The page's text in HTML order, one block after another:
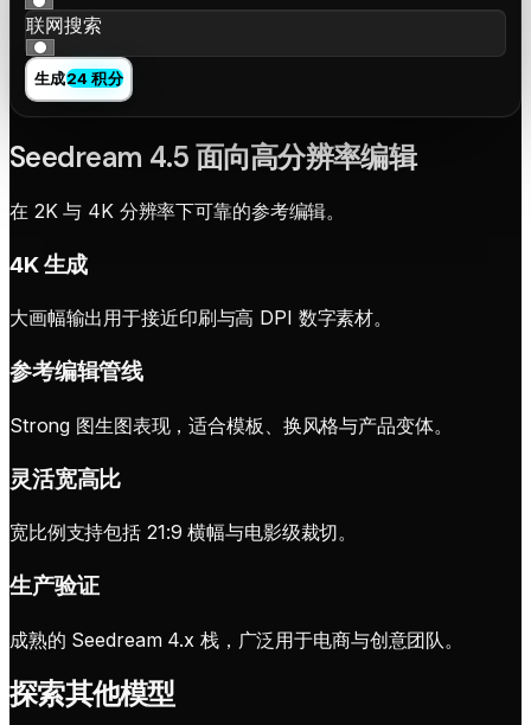
联网搜索
生成24 积分
Seedream 4.5 面向高分辨率编辑
在 2K 与 4K 分辨率下可靠的参考编辑。
4K 生成
大画幅输出用于接近印刷与高 DPI 数字素材。
参考编辑管线
Strong 图生图表现，适合模板、换风格与产品变体。
灵活宽高比
宽比例支持包括 21:9 横幅与电影级裁切。
生产验证
成熟的 Seedream 4.x 栈，广泛用于电商与创意团队。
探索其他模型